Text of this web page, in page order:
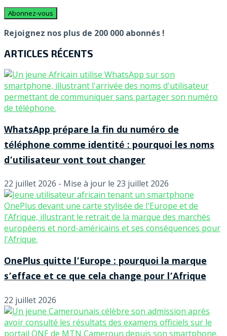
Rejoignez nos plus de 200 000 abonnés !
ARTICLES RÉCENTS
WhatsApp prépare la fin du numéro de
téléphone comme identité : pourquoi les noms
d’utilisateur vont tout changer
22 juillet 2026 - Mise à jour le 23 juillet 2026
OnePlus quitte l’Europe : pourquoi la marque
s’efface et ce que cela change pour l’Afrique
22 juillet 2026